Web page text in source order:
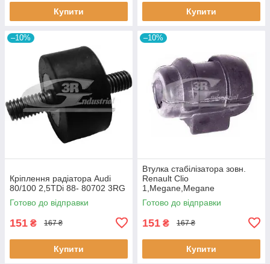
Купити Купити
–10%
Кріплення радіатора Audi
80/100 2,5TDi 88- 80702 3RG
Готово до відправки
151 ₴ 167 ₴
Купити
–10%
Втулка стабiлізатора зовн.
Renault Clio
1,Megane,Megane
Classic,Megane Scenic,R19
60643 3RG
Готово до відправки
151 ₴ 167 ₴
Купити